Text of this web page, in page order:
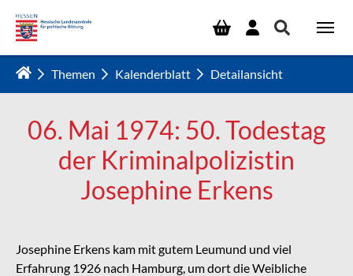
Zum Hauptinhalt springen
Themen Kalenderblatt Detailansicht
06. Mai 1974: 50. Todestag
der Kriminalpolizistin
Josephine Erkens
Josephine Erkens kam mit gutem Leumund und viel
Erfahrung 1926 nach Hamburg, um dort die Weibliche